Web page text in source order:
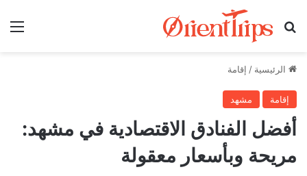
بحث عن
الرئيسية / إقامة
إقامة مشهد
أفضل الفنادق الاقتصادية في مشهد:
مريحة وبأسعار معقولة